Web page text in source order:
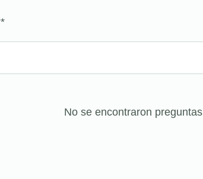
*
No se encontraron preguntas